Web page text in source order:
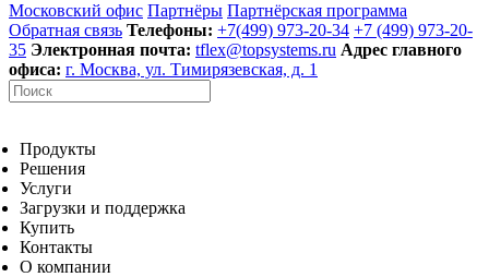
Московский офис Партнёры Партнёрская программа
Обратная связь Телефоны: +7(499) 973-20-34 +7 (499) 973-20-
35 Электронная почта: tflex@topsystems.ru Адрес главного
офиса: г. Москва, ул. Тимирязевская, д. 1
Продукты
Решения
Услуги
Загрузки и поддержка
Купить
Контакты
О компании